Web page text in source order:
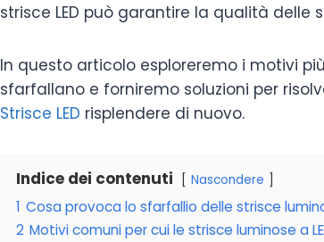
strisce LED può garantire la qualità delle
In questo articolo esploreremo i motivi
sfarfallano e forniremo soluzioni per
Strisce LED risplendere di nuovo.
Indice dei contenuti Nascondere
1 Cosa provoca lo sfarfallio delle strisce
2 Motivi comuni per cui le strisce luminose a